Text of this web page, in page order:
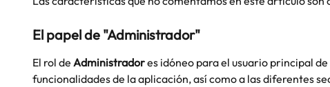
El papel de "Administrador"
El rol de Administrador es idóneo para el usuario principal
funcionalidades de la aplicación, así como a las diferentes